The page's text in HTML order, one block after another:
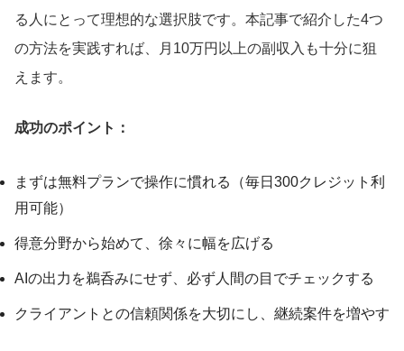
る人にとって理想的な選択肢です。本記事で紹介した4つ
の方法を実践すれば、月10万円以上の副収入も十分に狙
えます。
成功のポイント：
まずは無料プランで操作に慣れる（毎日300クレジット利
用可能）
得意分野から始めて、徐々に幅を広げる
AIの出力を鵜呑みにせず、必ず人間の目でチェックする
クライアントとの信頼関係を大切にし、継続案件を増やす